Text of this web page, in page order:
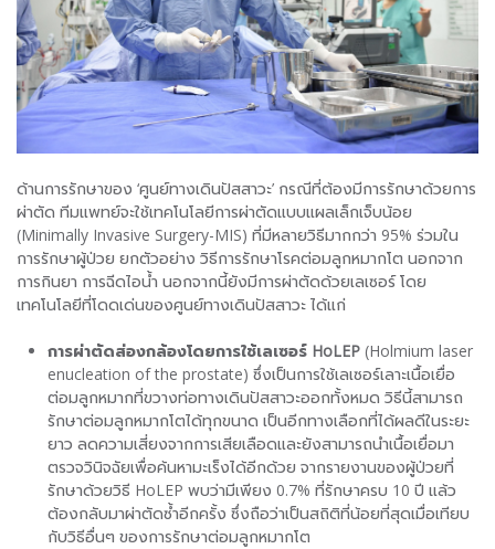
ด้านการรักษาของ ‘ศูนย์ทางเดินปัสสาวะ’ กรณีที่ต้องมีการรักษาด้วยการ
ผ่าตัด ทีมแพทย์จะใช้เทคโนโลยีการผ่าตัดแบบแผลเล็กเจ็บน้อย
(Minimally Invasive Surgery-MIS) ที่มีหลายวิธีมากกว่า 95% ร่วมใน
การรักษาผู้ป่วย ยกตัวอย่าง วิธีการรักษาโรคต่อมลูกหมากโต นอกจาก
การกินยา การฉีดไอน้ำ นอกจากนี้ยังมีการผ่าตัดด้วยเลเซอร์ โดย
เทคโนโลยีที่โดดเด่นของศูนย์ทางเดินปัสสาวะ ได้แก่
การผ่าตัดส่องกล้องโดยการใช้เลเซอร์ HoLEP (Holmium laser
enucleation of the prostate) ซึ่งเป็นการใช้เลเซอร์เลาะเนื้อเยื่อ
ต่อมลูกหมากที่ขวางท่อทางเดินปัสสาวะออกทั้งหมด วิธีนี้สามารถ
รักษาต่อมลูกหมากโตได้ทุกขนาด เป็นอีกทางเลือกที่ได้ผลดีในระยะ
ยาว ลดความเสี่ยงจากการเสียเลือดและยังสามารถนำเนื้อเยื่อมา
ตรวจวินิจฉัยเพื่อค้นหามะเร็งได้อีกด้วย จากรายงานของผู้ป่วยที่
รักษาด้วยวิธี HoLEP พบว่ามีเพียง 0.7% ที่รักษาครบ 10 ปี แล้ว
ต้องกลับมาผ่าตัดซ้ำอีกครั้ง ซึ่งถือว่าเป็นสถิติที่น้อยที่สุดเมื่อเทียบ
กับวิธีอื่นๆ ของการรักษาต่อมลูกหมากโต